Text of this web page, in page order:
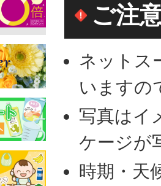
ご注
ネットス
いますの
写真はイ
ケージが
時期・天